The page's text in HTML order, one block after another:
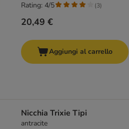
20,49 €
Rating: 4/5 (3)
Aggiungi al carrello
Nicchia Trixie Tipi
antracite